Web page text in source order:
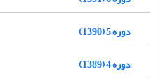
دوره 5 (1390)
دوره 4 (1389)